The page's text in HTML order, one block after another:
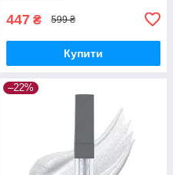
447 ₴ 599 ₴
Купити
–22%